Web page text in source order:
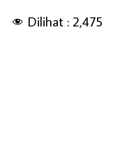
Dilihat : 2,475